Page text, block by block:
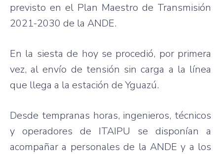
previsto en el Plan Maestro de Transmisión
2021-2030 de la ANDE.
En la siesta de hoy se procedió, por primera
vez, al envío de tensión sin carga a la línea
que llega a la estación de Yguazú.
Desde tempranas horas, ingenieros, técnicos
y operadores de ITAIPU se disponían a
acompañar a personales de la ANDE y a los